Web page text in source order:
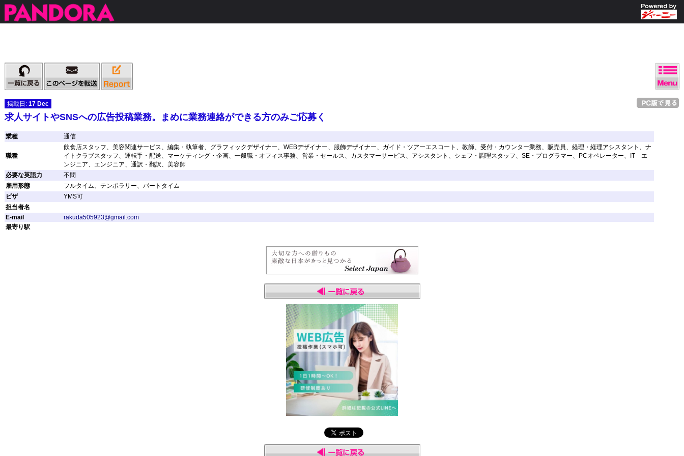
掲載日: 17 Dec
求人サイトやSNSへの広告投稿業務。まめに業務連絡ができる方のみご応募く
業種 通信
職種
飲食店スタッフ、美容関連サービス、編集・執筆者、グラフィックデザイナー、WEBデザイナー、服飾デザイナー、ガイド・ツアーエスコート、教師、受付・カウンター業務、販売員、経理・経理アシスタント、ナ
イトクラブスタッフ、運転手・配送、マーケティング・企画、一般職・オフィス事務、営業・セールス、カスタマーサービス、アシスタント、シェフ・調理スタッフ、SE・プログラマー、PCオペレーター、IT エ
ンジニア、エンジニア、通訳・翻訳、美容師
必要な英語力
不問
雇用形態
フルタイム、テンポラリー、パートタイム
ビザ
YMS可
担当者名
E-mail
rakuda505923@gmail.com
最寄り駅